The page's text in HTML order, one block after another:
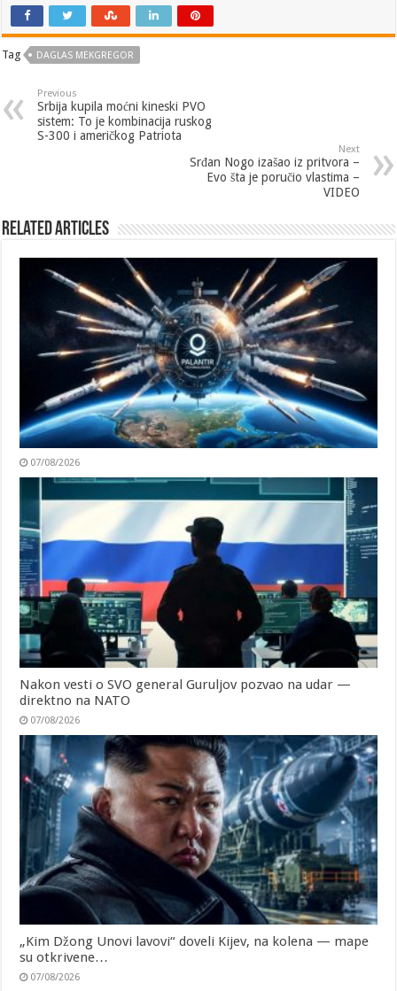
Tag DAGLAS MEKGREGOR
Previous
Srbija kupila moćni kineski PVO
sistem: To je kombinacija ruskog
S-300 i američkog Patriota
Next
Srđan Nogo izašao iz pritvora –
Evo šta je poručio vlastima –
VIDEO
Related Articles
07/08/2026
Nakon vesti o SVO general Guruljov pozvao na udar —
direktno na NATO
07/08/2026
„Kim Džong Unovi lavovi“ doveli Kijev, na kolena — mape
su otkrivene…
07/08/2026